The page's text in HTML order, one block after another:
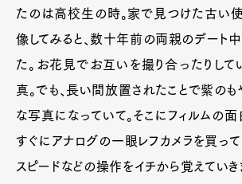
たのは高校生の時。家で見つけた古い
像してみると、数十年前の両親のデート
た。お花見でお互いを撮り合ったりして
真。でも、長い間放置されたことで紫の
な写真になっていて。そこにフィルムの面
すぐにアナログの一眼レフカメラを買って
スピードなどの操作をイチから覚えていき